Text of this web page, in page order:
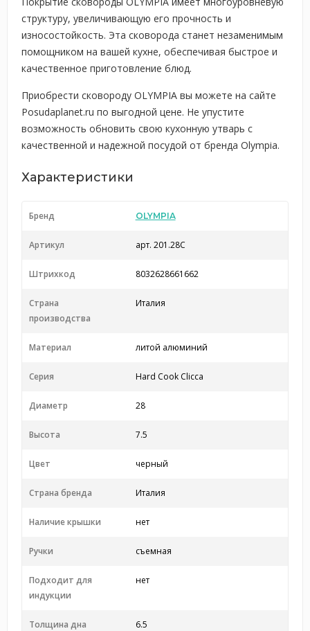
структуру, увеличивающую его прочность и
износостойкость. Эта сковорода станет незаменимым
помощником на вашей кухне, обеспечивая быстрое и
качественное приготовление блюд.
Приобрести сковороду OLYMPIA вы можете на сайте
Posudaplanet.ru по выгодной цене. Не упустите
возможность обновить свою кухонную утварь с
качественной и надежной посудой от бренда Olympia.
Характеристики
Бренд OLYMPIA
Артикул арт. 201.28C
Штрихкод 8032628661662
Страна
производства
Италия
Материал литой алюминий
Серия Hard Cook Clicca
Диаметр 28
Высота 7.5
Цвет черный
Страна бренда Италия
Наличие крышки нет
Ручки съемная
Подходит для
индукции
нет
Толщина дна 6.5